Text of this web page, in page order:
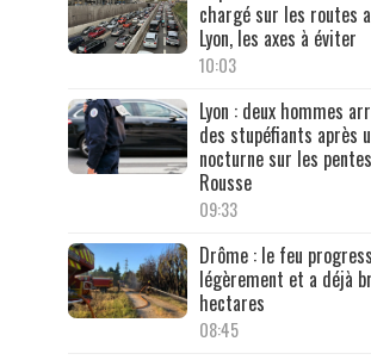
chargé sur les routes
Lyon, les axes à éviter
10:03
Lyon : deux hommes
des stupéfiants après
nocturne sur les
Rousse
09:33
Drôme : le feu
légèrement et a déjà
hectares
08:45